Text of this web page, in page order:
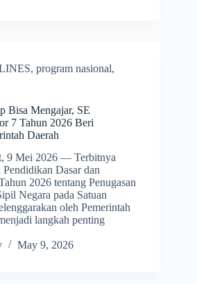
, program nasional,
Bisa Mengajar, SE
7 Tahun 2026 Beri
Daerah
9 Mei 2026 — Terbitnya
Dasar dan
2026 tentang Penugasan
Negara pada Satuan
oleh Pemerintah
langkah penting
May 9, 2026